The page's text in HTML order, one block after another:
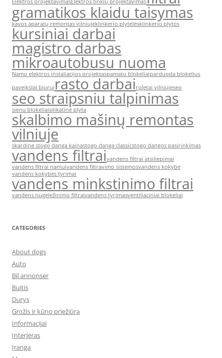
Elektros projektavimasElektros tinklų projektavimas
gramatikos klaidu taisymas
kavos aparatų remontas vilniujeklinkerio plytelėsklinkerio plytos
kursiniai darbai
magistro darbas
mikroautobusu nuoma
Namo elektros instaliacijos projektaspamatu blokeliaiparduoda blokelius
paveikslai biurui rasto darbai roletai vilniujeseo
seo straipsniu talpinimas
sienu blokeliaisilikatine plyta
skalbimo mašinų remontas
vilniuje
skardine stogo danga kainastogo danga classicstogo dangos pasirinkimas
vandens filtraivandens filtrai atsiliepimai
vandens filtrai namuivandens filtravimo sistemosvandens kokybe
vandens kokybės tyrimai
vandens minkstinimo filtrai
vandens nugeležinimo filtraivandens tyrimasventiliaciniai blokeliai
CATEGORIES
About dogs
Auto
Bil annonser
Buitis
Durys
Grožis ir kūno priežiūra
Informacijai
Interjeras
Įranga